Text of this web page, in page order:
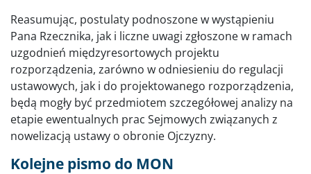
Reasumując, postulaty podnoszone w wystąpieniu
Pana Rzecznika, jak i liczne uwagi zgłoszone w ramach
uzgodnień międzyresortowych projektu
rozporządzenia, zarówno w odniesieniu do regulacji
ustawowych, jak i do projektowanego rozporządzenia,
będą mogły być przedmiotem szczegółowej analizy na
etapie ewentualnych prac Sejmowych związanych z
nowelizacją ustawy o obronie Ojczyzny.
Kolejne pismo do MON